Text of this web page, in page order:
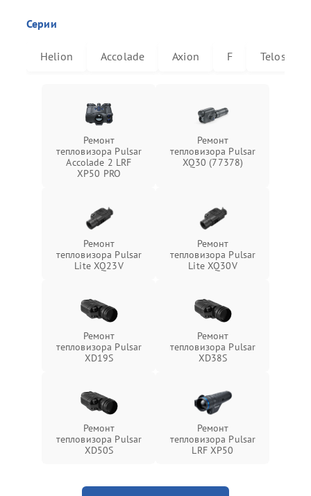
Серии
Helion Accolade Axion F Telos
Ремонт
тепловизора Pulsar
Accolade 2 LRF
XP50 PRO
Ремонт
тепловизора Pulsar
XQ30 (77378)
Ремонт
тепловизора Pulsar
Lite XQ23V
Ремонт
тепловизора Pulsar
Lite XQ30V
Ремонт
тепловизора Pulsar
XD19S
Ремонт
тепловизора Pulsar
XD38S
Ремонт
тепловизора Pulsar
XD50S
Ремонт
тепловизора Pulsar
LRF XP50